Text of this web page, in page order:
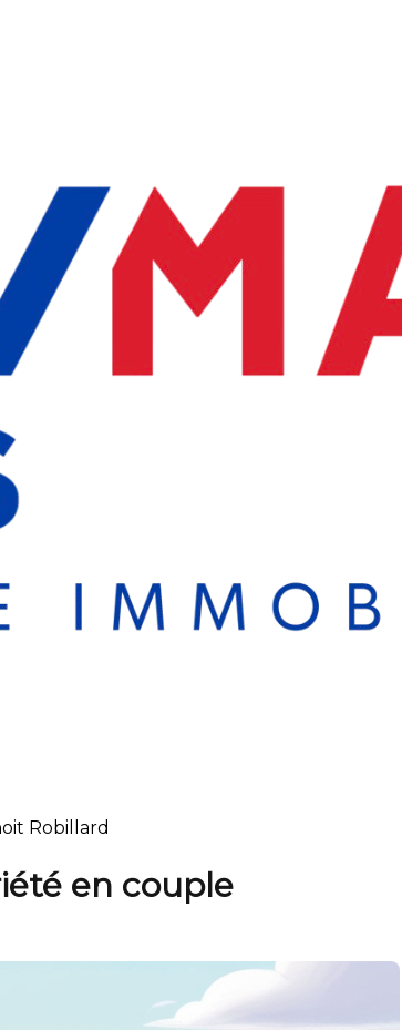
Robillard
en couple